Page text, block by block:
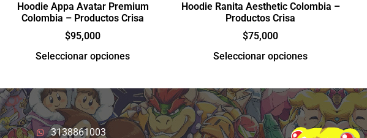
Hoodie Appa Avatar Premium
Colombia – Productos Crisa
$95,000
Seleccionar opciones
Hoodie Ranita Aesthetic Colombia –
Productos Crisa
$75,000
Seleccionar opciones
3138861003